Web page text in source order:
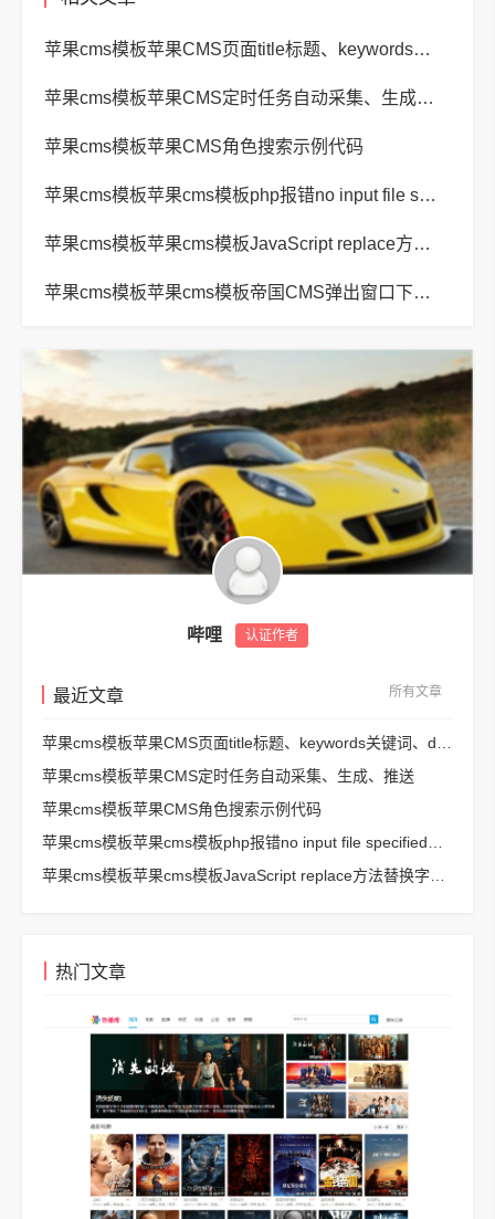
苹果cms模板苹果CMS页面title标题、keywords关键词、description描述SEO优化
苹果cms模板苹果CMS定时任务自动采集、生成、推送
苹果cms模板苹果CMS角色搜索示例代码
苹果cms模板苹果cms模板php报错no input file specified解决方法
苹果cms模板苹果cms模板JavaScript replace方法替换字符串空格方法
苹果cms模板苹果cms模板帝国CMS弹出窗口下载方式改为点击链接直接下载教程
哔哩 认证作者
最近文章 所有文章
苹果cms模板苹果CMS定时任务自动采集、生成、推送
苹果cms模板苹果CMS角色搜索示例代码
热门文章